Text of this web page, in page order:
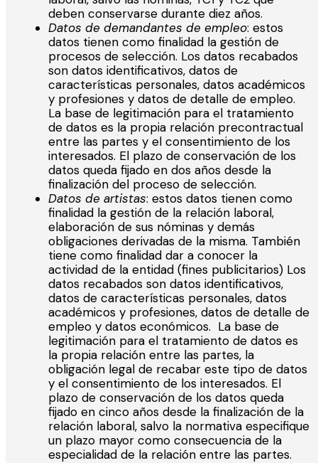
deben conservarse durante diez años.
Datos de demandantes de empleo: estos
datos tienen como finalidad la gestión de
procesos de selección. Los datos recabados
son datos identificativos, datos de
características personales, datos académicos
y profesiones y datos de detalle de empleo.
La base de legitimación para el tratamiento
de datos es la propia relación precontractual
entre las partes y el consentimiento de los
interesados. El plazo de conservación de los
datos queda fijado en dos años desde la
finalización del proceso de selección.
Datos de artistas: estos datos tienen como
finalidad la gestión de la relación laboral,
elaboración de sus nóminas y demás
obligaciones derivadas de la misma. También
tiene como finalidad dar a conocer la
actividad de la entidad (fines publicitarios) Los
datos recabados son datos identificativos,
datos de características personales, datos
académicos y profesiones, datos de detalle de
empleo y datos económicos. La base de
legitimación para el tratamiento de datos es
la propia relación entre las partes, la
obligación legal de recabar este tipo de datos
y el consentimiento de los interesados. El
plazo de conservación de los datos queda
fijado en cinco años desde la finalización de la
relación laboral, salvo la normativa especifique
un plazo mayor como consecuencia de la
especialidad de la relación entre las partes.